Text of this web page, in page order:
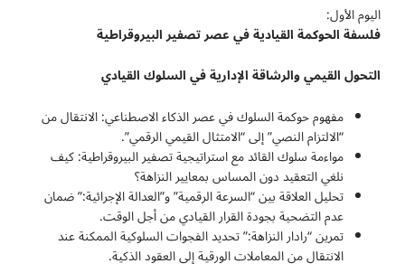
اليوم الأول:
فلسفةالحوكمة القيادية في عصر تصفير البيروقراطية
التحولالقيمي والرشاقة الإدارية في السلوك القيادي
مفهوم حوكمة السلوك في عصر الذكاء الاصطناعي: الانتقال من
“الالتزام النصي” إلى “الامتثال القيمي الرقمي”.
مواءمة سلوك القائد مع استراتيجية تصفير البيروقراطية: كيف
نلغي التعقيد دون المساس بمعايير النزاهة؟
تحليل العلاقة بين “السرعة الرقمية” و”العدالة الإجرائية:” ضمان
عدم التضحية بجودة القرار القيادي من أجل الوقت.
تمرين “رادار النزاهة:” تحديد الفجوات السلوكية الممكنة عند
الانتقال من المعاملات الورقية إلى العقود الذكية.